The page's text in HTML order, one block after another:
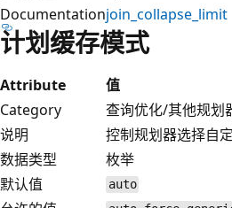
Documentationjoin_collapse_limit
计划缓存模式
Attribute
值
Category
查询优化/其他规划
说明
控制规划器选择自
数据类型
枚举
默认值
auto